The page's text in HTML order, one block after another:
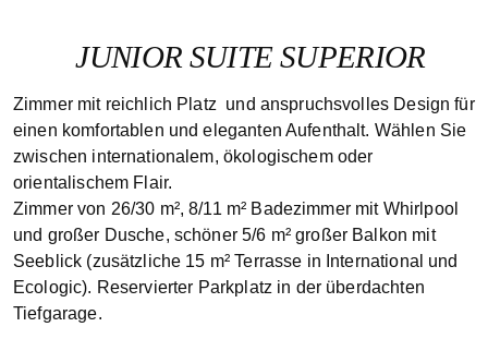
JUNIOR SUITE SUPERIOR
Zimmer mit reichlich Platz und anspruchsvolles Design für
einen komfortablen und eleganten Aufenthalt. Wählen Sie
zwischen internationalem, ökologischem oder
orientalischem Flair.
Zimmer von 26/30 m², 8/11 m² Badezimmer mit Whirlpool
und großer Dusche, schöner 5/6 m² großer Balkon mit
Seeblick (zusätzliche 15 m² Terrasse in International und
Ecologic). Reservierter Parkplatz in der überdachten
Tiefgarage.